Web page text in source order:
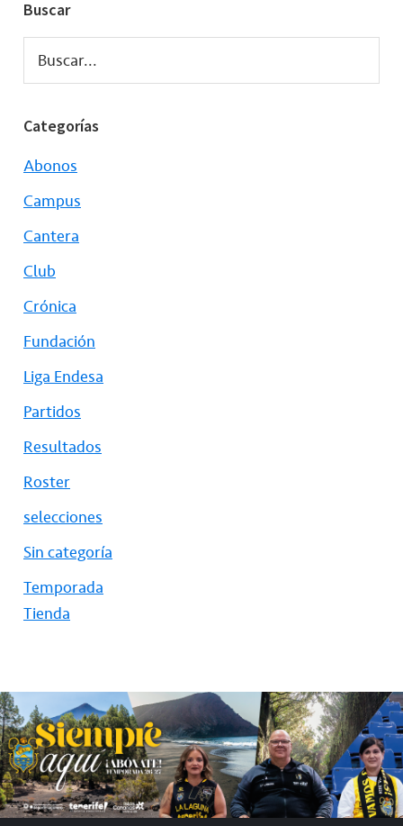
Buscar
Buscar...
Categorías
Abonos
Campus
Cantera
Club
Crónica
Fundación
Liga Endesa
Partidos
Resultados
Roster
selecciones
Sin categoría
Temporada
Tienda